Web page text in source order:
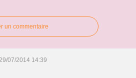
un commentaire
07/2014 14:39